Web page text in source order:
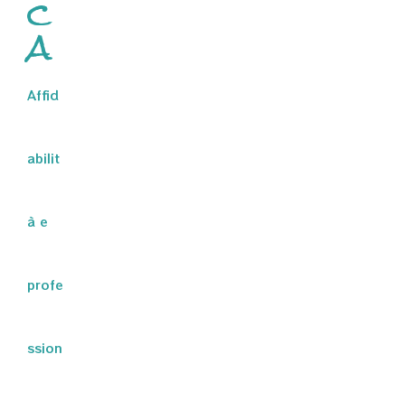
a
Affid
abilit
à e
profe
ssion